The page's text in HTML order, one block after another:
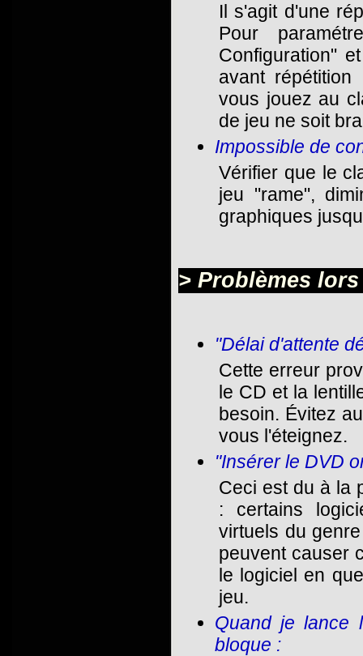
Il s'agit d'une
Pour
Configuration"
avant
vous jouez au
de jeu ne soit
Impossible de
Vérifier que le
jeu "rame",
graphiques
> Problèmes
"Délai d'attente
Cette erreur
le CD et la
besoin. Évitez
vous l'éteignez.
"Insérer le DVD
Ceci est du à la
: certains
virtuels du
peuvent causer
le logiciel en
jeu.
Quand je lance
bloque :